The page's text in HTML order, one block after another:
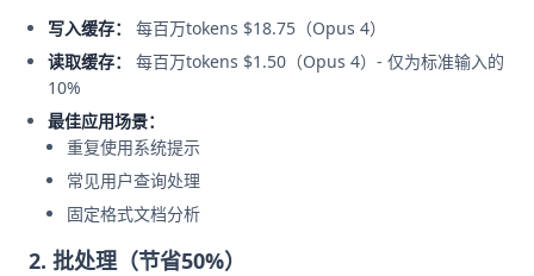
写入缓存：
每百万tokens $18.75（Opus 4）
读取缓存：
每百万tokens $1.50（Opus 4）- 仅为标准输入的
10%
最佳应用场景：
重复使用系统提示
常见用户查询处理
固定格式文档分析
2. 批处理（节省50%）